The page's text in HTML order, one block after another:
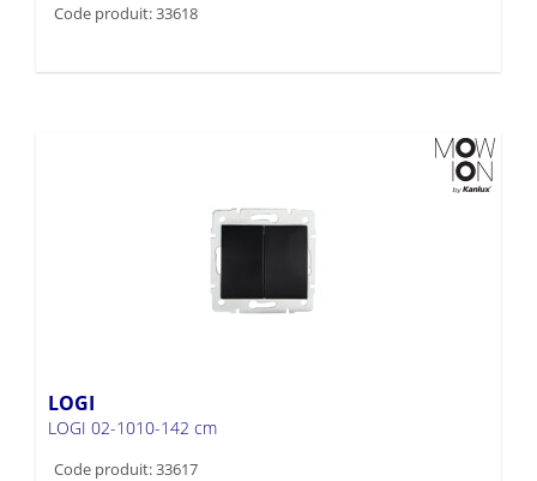
Code produit: 33618
LOGI
LOGI 02-1010-142 cm
Code produit: 33617